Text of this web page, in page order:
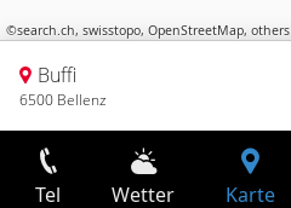
©search.ch, swisstopo, OpenStreetMap, others
Buffi
6500 Bellenz
Tel Wetter Karte